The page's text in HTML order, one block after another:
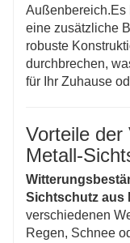
Außenbereich.Es
eine zusätzliche
robuste
durchbrechen,
für Ihr Zuhause
Vorteile der
Metall-
Sichtschutz aus
verschiedenen
Regen, Schnee